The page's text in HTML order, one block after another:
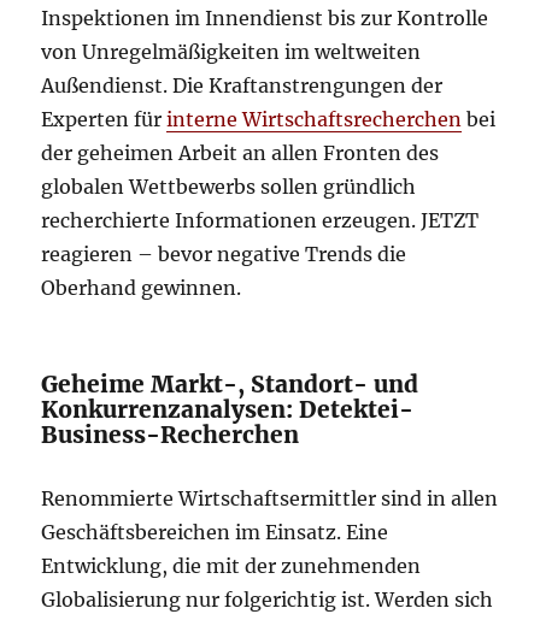
Inspektionen im Innendienst bis zur Kontrolle
von Unregelmäßigkeiten im weltweiten
Außendienst. Die Kraftanstrengungen der
Experten fürinterne Wirtschaftsrecherchen bei
der geheimen Arbeit an allen Fronten des
globalen Wettbewerbs sollen gründlich
recherchierte Informationen erzeugen. JETZT
reagieren – bevor negative Trends die
Oberhand gewinnen.
Geheime Markt-, Standort- und
Konkurrenzanalysen: Detektei-
Business-Recherchen
Renommierte Wirtschaftsermittler sind in allen
Geschäftsbereichen im Einsatz. Eine
Entwicklung, die mit der zunehmenden
Globalisierung nur folgerichtig ist. Werden sich